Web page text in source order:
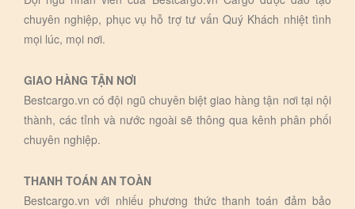
chuyên nghiệp, phục vụ hỗ trợ tư vấn Quý Khách nhiệt tình
mọi lúc, mọi nơi.
GIAO HÀNG TẬN NƠI
Bestcargo.vn có đội ngũ chuyên biệt giao hàng tận nơi tại nội
thành, các tỉnh và nước ngoài sẽ thông qua kênh phân phối
chuyên nghiệp.
THANH TOÁN AN TOÀN
Bestcargo.vn với nhiếu phương thức thanh toán đảm bảo